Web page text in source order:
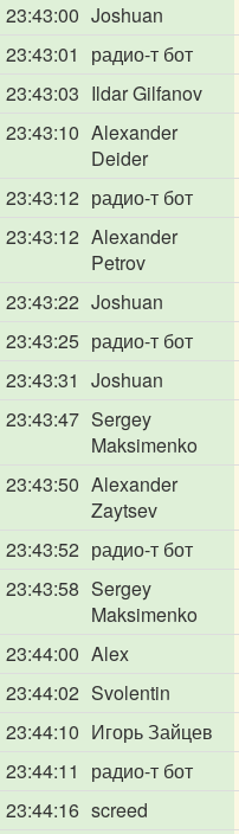
23:43:00 Joshuan
23:43:01
радио-т бот
23:43:03 Ildar Gilfanov
23:43:10 Alexander
Deider
23:43:12 радио-т бот
23:43:12 Alexander
Petrov
23:43:22 Joshuan
23:43:25 радио-т бот
23:43:31 Joshuan
23:43:47 Sergey
Maksimenko
23:43:50 Alexander
Zaytsev
23:43:52 радио-т бот
23:43:58 Sergey
Maksimenko
23:44:00 Alex
23:44:02 Svolentin
23:44:10 Игорь Зайцев
23:44:11
радио-т бот
23:44:16 screed